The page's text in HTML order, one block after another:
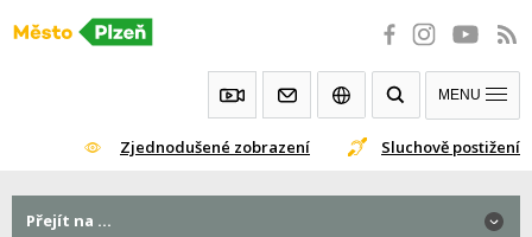
Přeskočit
Zjednodušené zobrazení Sluchově postižení
MENU
Přejít na ...